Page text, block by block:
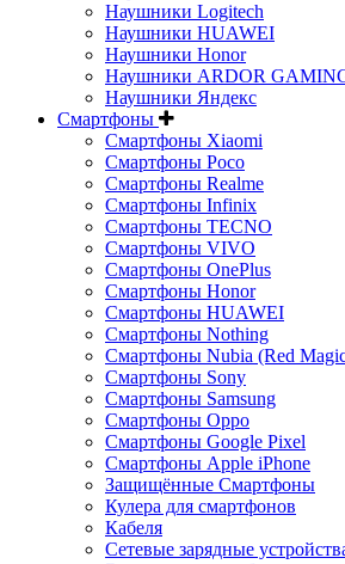
Наушники Logitech
Наушники HUAWEI
Наушники Honor
Наушники ARDOR
Наушники Яндекс
Смартфоны
Смартфоны Xiaomi
Смартфоны Poco
Смартфоны Realme
Смартфоны Infinix
Смартфоны TECNO
Смартфоны VIVO
Смартфоны OnePlus
Смартфоны Honor
Смартфоны HUAWEI
Смартфоны Nothing
Смартфоны Nubia (Red
Смартфоны Sony
Смартфоны Samsung
Смартфоны Oppo
Смартфоны Google Pixel
Смартфоны Apple iPhone
Защищённые Смартфоны
Кулера для смартфонов
Кабеля
Сетевые зарядные